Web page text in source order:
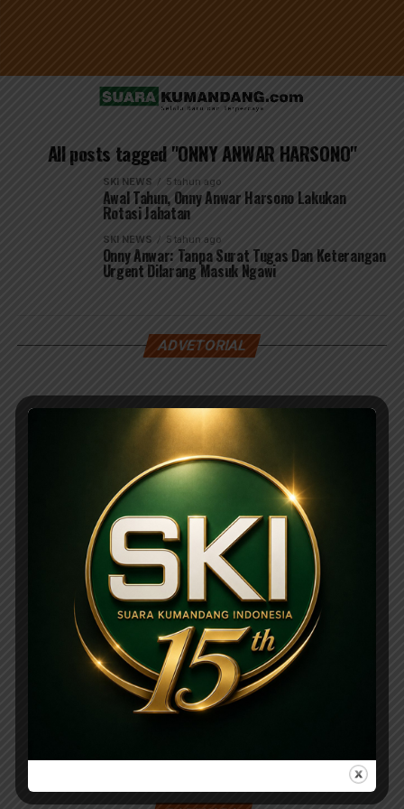
All posts tagged "ONNY ANWAR HARSONO"
SKI NEWS 5 tahun ago
Awal Tahun, Onny Anwar Harsono Lakukan
Rotasi Jabatan
SKI NEWS 5 tahun ago
Onny Anwar: Tanpa Surat Tugas Dan Keterangan
Urgent Dilarang Masuk Ngawi
ADVETORIAL